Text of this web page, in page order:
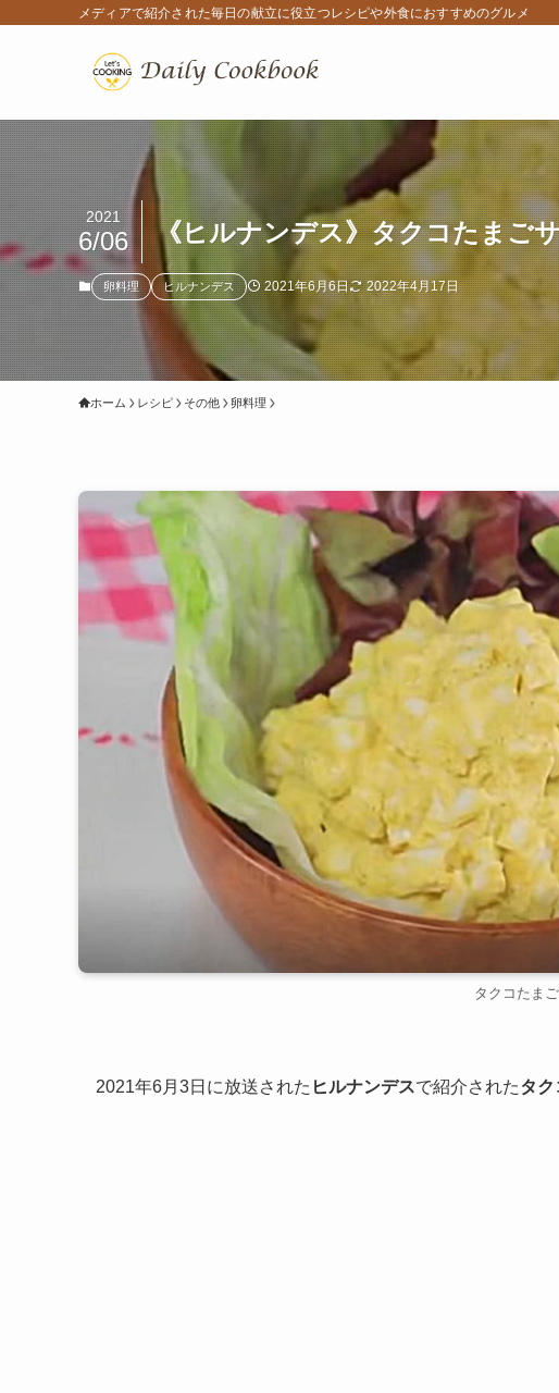
メディアで紹介された毎日の献立に役立つレシピや外食におすすめのグルメ
《ヒルナンデス》タクコたまご
2021
6/06
卵料理 ヒルナンデス 2021年6月6日 2022年4月17日
ホーム レシピ その他 卵料理
タクコたま
2021年6月3日に放送された ヒルナンデスで紹介されたタク